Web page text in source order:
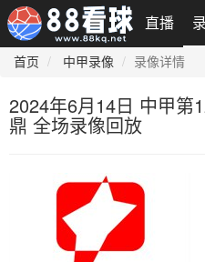
直播
首页 中甲录像 录像详情
2024年6月14日 中甲第
鼎 全场录像回放